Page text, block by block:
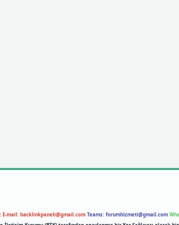
E-mail: backlinkpaneli@gmail.com Teams: forumhizmeti@gmail.com